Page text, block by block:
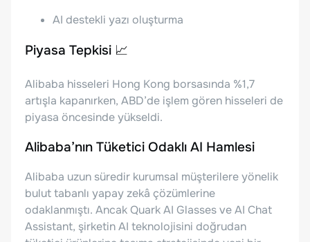
AI destekli yazı oluşturma
Piyasa Tepkisi 📈
Alibaba hisseleri Hong Kong borsasında %1,7
artışla kapanırken, ABD’de işlem gören hisseleri de
piyasa öncesinde yükseldi.
Alibaba’nın Tüketici Odaklı AI Hamlesi
Alibaba uzun süredir kurumsal müşterilere yönelik
bulut tabanlı yapay zekâ çözümlerine
odaklanmıştı. Ancak Quark AI Glasses ve AI Chat
Assistant, şirketin AI teknolojisini doğrudan